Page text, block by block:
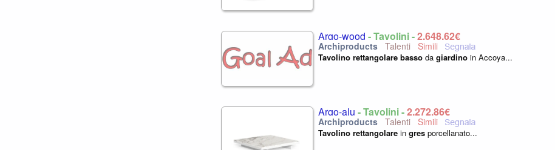
Argo-wood - Tavolini -2.648,62€
Talenti
Tavolino rettangolare basso da giardino in Accoya...
Argo-alu - Tavolini -2.272,86€
Talenti
Tavolino rettangolare in gres porcellanato...